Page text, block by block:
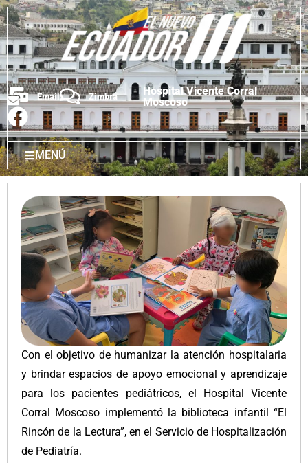
Hospital Vicente Corral
Moscoso
Email Zimbra
MENÚ
Con el objetivo de humanizar la atención hospitalaria
y brindar espacios de apoyo emocional y aprendizaje
para los pacientes pediátricos, el Hospital Vicente
Corral Moscoso implementó la biblioteca infantil “El
Rincón de la Lectura”, en el Servicio de Hospitalización
de Pediatría.